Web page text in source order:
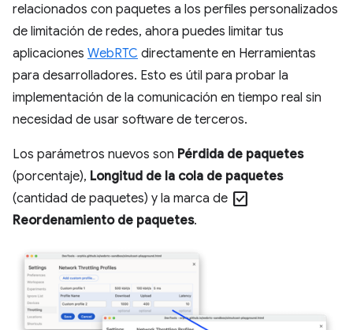
relacionados con paquetes a los perfiles personalizados
de limitación de redes, ahora puedes limitar tus
aplicaciones WebRTC directamente en Herramientas
para desarrolladores. Esto es útil para probar la
implementación de la comunicación en tiempo real sin
necesidad de usar software de terceros.
Los parámetros nuevos son Pérdida de paquetes
(porcentaje), Longitud de la cola de paquetes
(cantidad de paquetes) y la marca de check_box
Reordenamiento de paquetes.